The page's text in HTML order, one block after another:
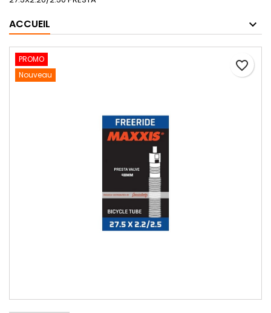
ACCUEIL
PROMO
Nouveau
favorite_border